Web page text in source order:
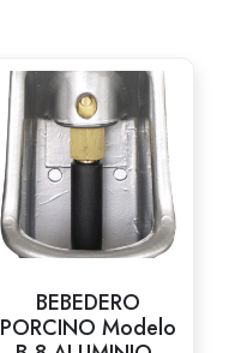
BEBEDERO
PORCINO Modelo